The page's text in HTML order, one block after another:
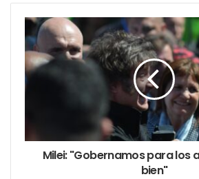
internacional. La incorporación de
Argentina”no solo reconoce la
de nuestra pizza, sino que también
Argentina como un protagonista
El lunes 7 de abril se impartirá una
exclusivade “pizza argentina” a
, Director de la Escuela
Milei: "Gobernamos para los
bien"